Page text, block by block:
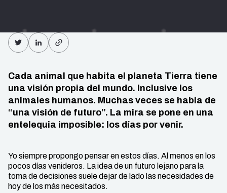
Cada animal que habita el planeta Tierra tiene
una visión propia del mundo. Inclusive los
animales humanos. Muchas veces se habla de
“una visión de futuro”. La mira se pone en una
entelequia imposible: los días por venir.
Yo siempre propongo pensar en estos días. Al menos en los
pocos días venideros. La idea de un futuro lejano para la
toma de decisiones suele dejar de lado las necesidades de
hoy de los más necesitados.